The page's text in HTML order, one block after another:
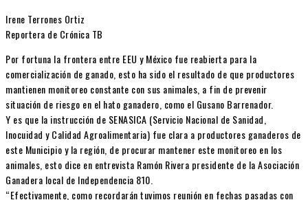
Irene Terrones Ortiz
Reportera de Crónica TB
Por fortuna la frontera entre EEU y México fue reabierta para la
comercialización de ganado, esto ha sido el resultado de que productores
mantienen monitoreo constante con sus animales, a fin de prevenir
situación de riesgo en el hato ganadero, como el Gusano Barrenador.
Y es que la instrucción de SENASICA (Servicio Nacional de Sanidad,
Inocuidad y Calidad Agroalimentaria) fue clara a productores ganaderos de
este Municipio y la región, de procurar mantener este monitoreo en los
animales, esto dice en entrevista Ramón Rivera presidente de la Asociación
Ganadera local de Independencia 810.
“Efectivamente, como recordarán tuvimos reunión en fechas pasadas con